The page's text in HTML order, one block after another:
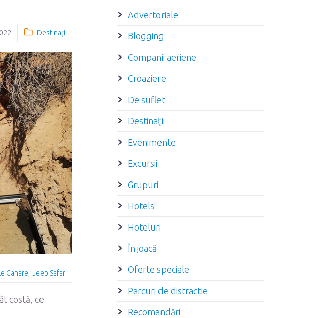
Destinaţii
Canare Jeep Safari
costă, ce
Advertoriale
Blogging
Companii aeriene
Croaziere
De suflet
Destinaţii
Evenimente
Excursii
Grupuri
Hotels
Hoteluri
În joacă
Oferte speciale
Parcuri de distractie
Recomandări